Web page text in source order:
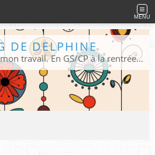
MENU
DE DELPHINE
Blog destiné à partager mon travail. En GS/CP à la rentrée 2026/2027 !